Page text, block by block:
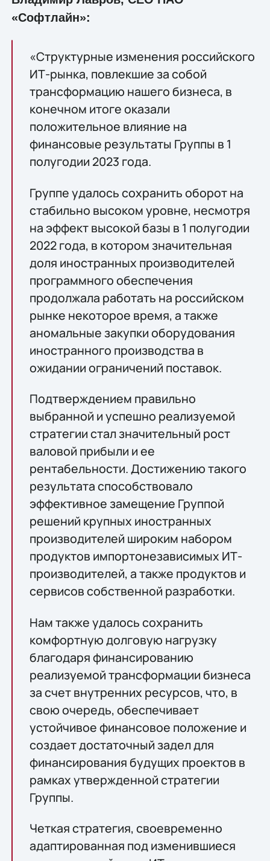
«Софтлайн»:
«Структурные изменения российского
ИТ-рынка, повлекшие за собой
трансформацию нашего бизнеса, в
конечном итоге оказали
положительное влияние на
финансовые результаты Группы в 1
полугодии 2023 года.
Группе удалось сохранить оборот на
стабильно высоком уровне, несмотря
на эффект высокой базы в 1 полугодии
2022 года, в котором значительная
доля иностранных производителей
программного обеспечения
продолжала работать на российском
рынке некоторое время, а также
аномальные закупки оборудования
иностранного производства в
ожидании ограничений поставок.
Подтверждением правильно
выбранной и успешно реализуемой
стратегии стал значительный рост
валовой прибыли и ее
рентабельности. Достижению такого
результата способствовало
эффективное замещение Группой
решений крупных иностранных
производителей широким набором
продуктов импортонезависимых ИТ-
производителей, а также продуктов и
сервисов собственной разработки.
Нам также удалось сохранить
комфортную долговую нагрузку
благодаря финансированию
реализуемой трансформации бизнеса
за счет внутренних ресурсов, что, в
свою очередь, обеспечивает
устойчивое финансовое положение и
создает достаточный задел для
финансирования будущих проектов в
рамках утвержденной стратегии
Группы.
Четкая стратегия, своевременно
адаптированная под изменившиеся